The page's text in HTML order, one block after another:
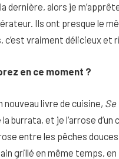
dernière, alors je
Ils ont presque le
vraiment délicieux et
en ce moment ?
livre de cuisine, Se
burrata, et je l’arrose d’un
entre les pêches
grillé en même temps,